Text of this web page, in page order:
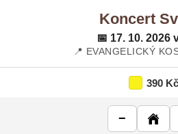
Koncert
📅 17. 10. 2026
📍 EVANGELICKÝ
390 Kč
−